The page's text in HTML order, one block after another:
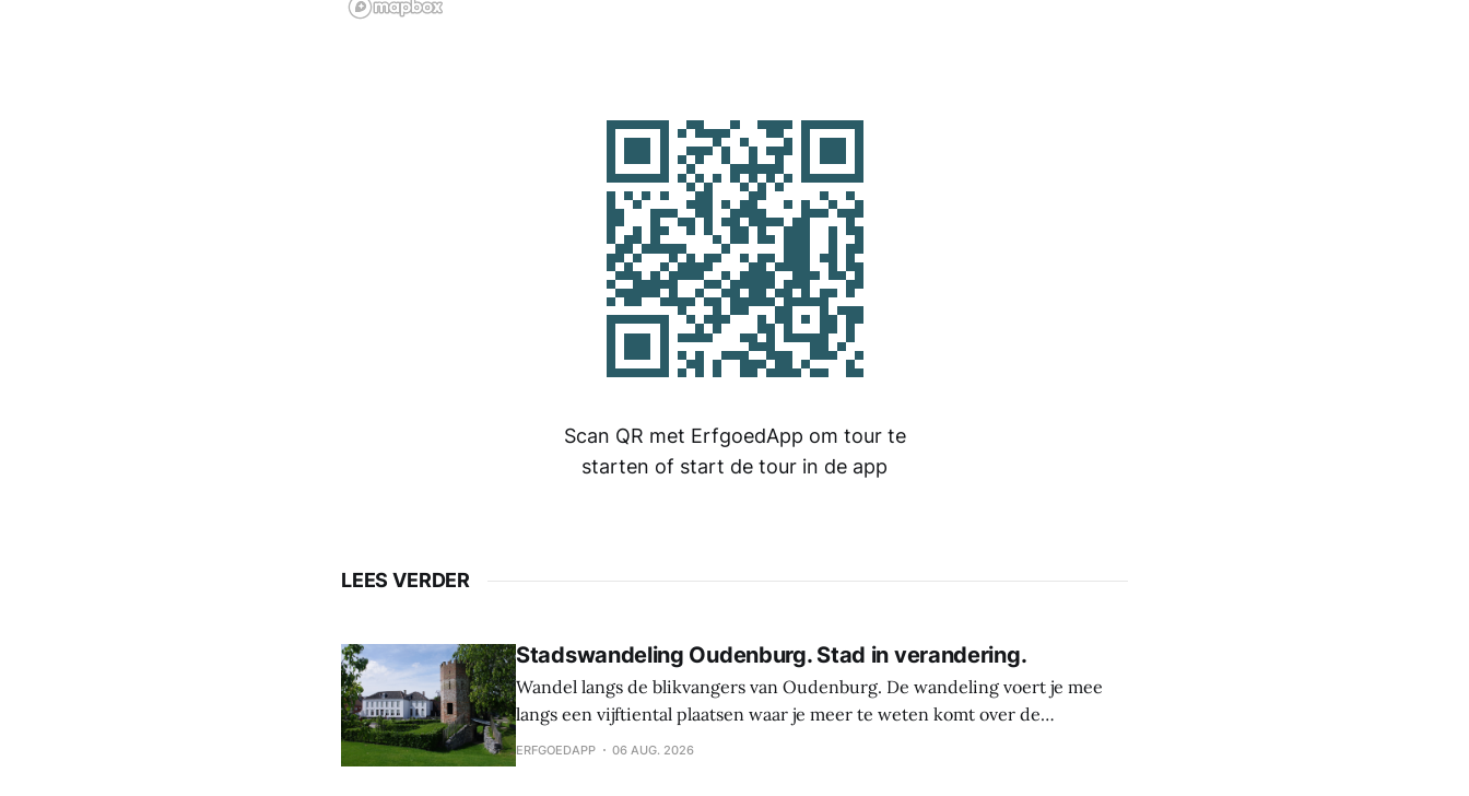
Scan QR met ErfgoedApp om tour te
starten of start de tour in de app
LEES VERDER
Stadswandeling Oudenburg. Stad in verandering.
Wandel langs de blikvangers van Oudenburg. De wandeling voert je mee
langs een vijftiental plaatsen waar je meer te weten komt over de
geschiedenis, weetjes en toekomstplannen van de bijzonderste plekken in
ERFGOEDAPP 06 AUG. 2026